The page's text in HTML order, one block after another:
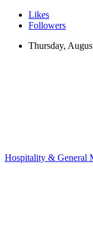
Likes
Followers
Thursday,
Hospitality & General